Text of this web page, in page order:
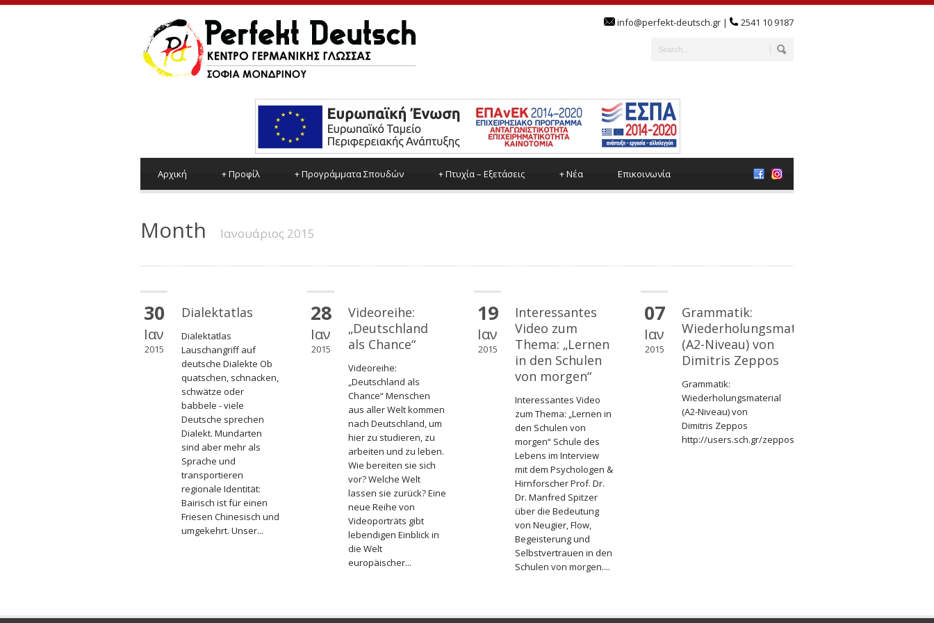
info@perfekt-deutsch.gr | 2541 10 9187
Αρχική Προφίλ
+ Πρoγράμματα Σπουδών
+ Πτυχία – Εξετάσεις
+ Νέα
+ Επικοινωνία
Month Ιανουάριος 2015
30
Ιαν
2015
Dialektatlas
Dialektatlas
Lauschangriff auf
deutsche Dialekte Ob
quatschen, schnacken,
schwätze oder
babbele - viele
Deutsche sprechen
Dialekt. Mundarten
sind aber mehr als
Sprache und
transportieren
regionale Identität:
Bairisch ist für einen
Friesen Chinesisch und
umgekehrt. Unser...
28
Ιαν
2015
Videoreihe:
„Deutschland
als Chance“
Videoreihe:
„Deutschland als
Chance“ Menschen
aus aller Welt kommen
nach Deutschland, um
hier zu studieren, zu
arbeiten und zu leben.
Wie bereiten sie sich
vor? Welche Welt
lassen sie zurück? Eine
neue Reihe von
Videoporträts gibt
lebendigen Einblick in
die Welt
europäischer...
19
Ιαν
2015
Interessantes
Video zum
Thema: „Lernen
in den Schulen
von morgen“
Interessantes Video
zum Thema: „Lernen in
den Schulen von
morgen“ Schule des
Lebens im Interview
mit dem Psychologen &
Hirnforscher Prof. Dr.
Dr. Manfred Spitzer
über die Bedeutung
von Neugier, Flow,
Begeisterung und
Selbstvertrauen in den
Schulen von morgen....
07
Ιαν
2015
Grammatik:
Wiederholungsmaterial
(A2-Niveau) von
Dimitris Zeppos
Grammatik:
Wiederholungsmaterial
(A2-Niveau) von
Dimitris Zeppos
http://users.sch.gr/zepposd/zeppos/material/